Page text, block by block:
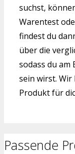
suchst,
Warentest
findest du
über die
sodass du am
sein wirst.
Produkt für
Passende